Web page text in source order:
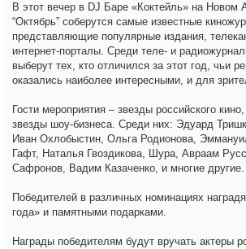
В этот вечер в DJ Баре «Коктейль» на Новом
“Октябрь” соберутся самые известные
представляющие популярные издания,
интернет-порталы. Среди теле- и
выберут тех, кто отличился за этот год, чьи
оказались наиболее интересными, и для
Гости мероприятия – звезды российского
звезды шоу-бизнеса. Среди них: Эдуард
Иван Охлобыстин, Ольга Родионова,
Гафт, Наталья Гвоздикова, Шура, Авраам
Сафронов, Вадим Казаченко, и многие другие.
Победителей в различных номинациях
года» и памятными подарками.
Награды победителям будут вручать актеры